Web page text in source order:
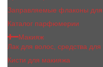
Заправляемые флаконы
Каталог парфюмерии
Макияж
Лак для волос, средства для
Кисти для макияжа